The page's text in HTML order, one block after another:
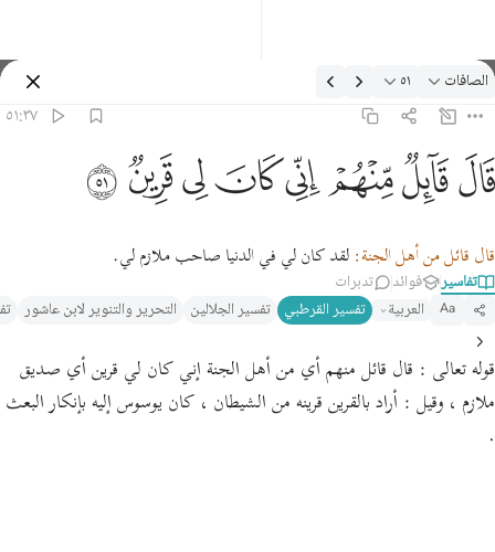
التفسير: الصافات ٥١:٣٧
الصافات ٥١
٥١:٣٧
قال قايل منهم اني كان لي قرين ٥١
قَالَ قَآئِلٌۭ مِّنْهُمْ إِنِّى كَانَ لِى قَرِينٌۭ ٥١
ﳝﳞﳟﳠﳡﳢﳣﳤ
قال قائل من أهل الجنة: لقد كان لي في الدنيا صاحب ملازم لي.
تفاسير فوائد تدبرات
Aa العربية تفسير القرطبي‎ تفسير الجلالين التحرير والتنوير لابن عاشور
قوله تعالى : قال قائل منهم أي من أهل الجنة إني كان لي قرين أي صديق
ملازم ، وقيل : أراد بالقرين قرينه من الشيطان ، كان يوسوس إليه بإنكار البعث
.